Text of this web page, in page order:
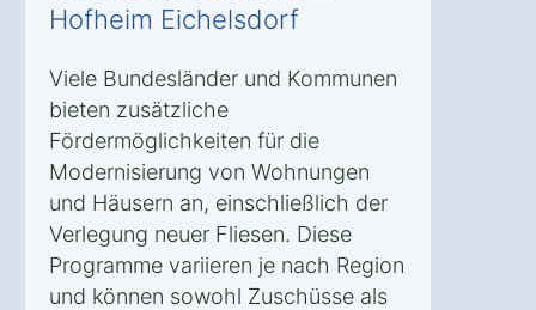
Hofheim Eichelsdorf
Viele Bundesländer und Kommunen
bieten zusätzliche
Fördermöglichkeiten für die
Modernisierung von Wohnungen
und Häusern an, einschließlich der
Verlegung neuer Fliesen. Diese
Programme variieren je nach Region
und können sowohl Zuschüsse als